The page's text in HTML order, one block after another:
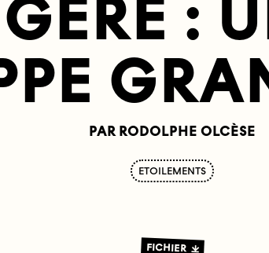
:
PAR RODOLPHE OLCÈSE
ETOILEMENTS
FICHIER